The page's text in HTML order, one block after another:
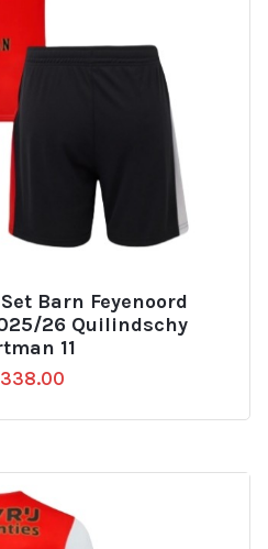
Barn Feyenoord
26 Quilindschy
11
338.00